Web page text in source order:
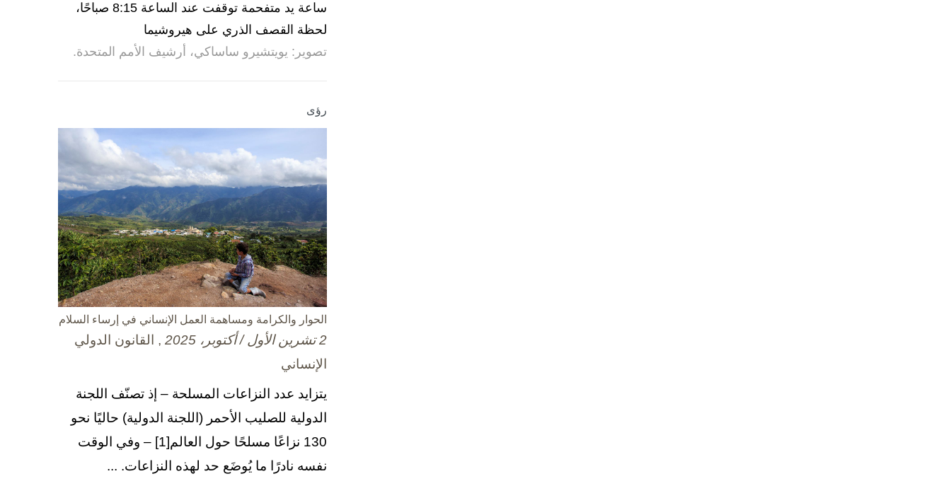
ساعة يد متفحمة توقفت عند الساعة 8:15 صباحًا،
لحظة القصف الذري على هيروشيما
تصوير: يويتشيرو ساساكي، أرشيف الأمم المتحدة.
رؤى
الحوار والكرامة ومساهمة العمل الإنساني في إرساء السلام
2 تشرين الأول / أكتوبر، 2025
, القانون الدولي
الإنساني
يتزايد عدد النزاعات المسلحة – إذ تصنّف اللجنة
الدولية للصليب الأحمر (اللجنة الدولية) حاليًا نحو
130 نزاعًا مسلحًا حول العالم[1] – وفي الوقت
نفسه نادرًا ما يُوضَع حد لهذه النزاعات. ...